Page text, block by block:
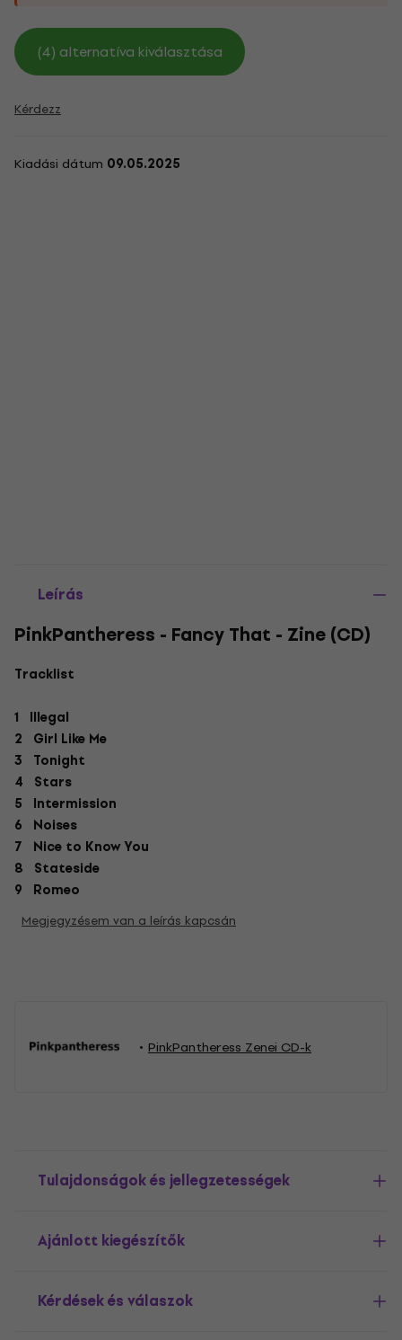
(4) alternatíva kiválasztása
Kérdezz
Kiadási dátum 09.05.2025
Leírás
PinkPantheress - Fancy That - Zine (CD)
Tracklist
1 Illegal
2 Girl Like Me
3 Tonight
4 Stars
5 Intermission
6 Noises
7 Nice to Know You
8 Stateside
9 Romeo
Megjegyzésem van a leírás kapcsán
PinkPantheress Zenei CD-k
Tulajdonságok és jellegzetességek
Ajánlott kiegészítők
Kérdések és válaszok